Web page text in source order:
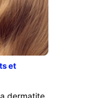
et
dermatite